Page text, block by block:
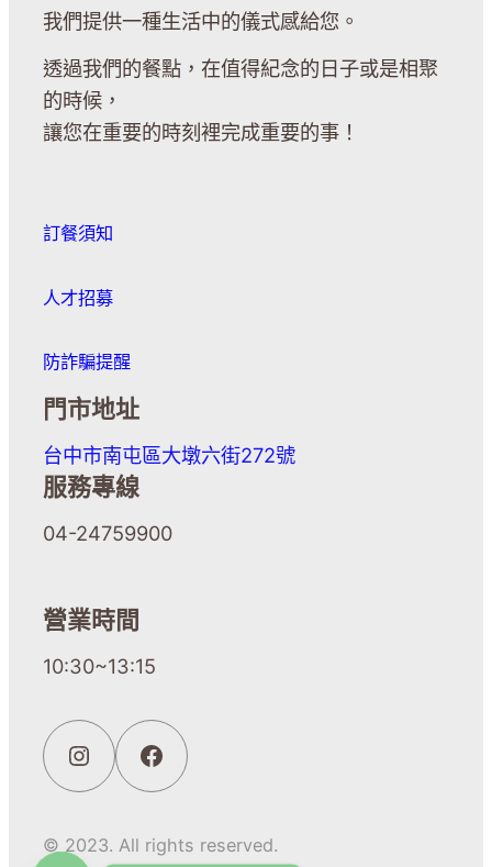
我們提供一種生活中的儀式感給您。
透過我們的餐點，在值得紀念的日子或是相聚
的時候，
讓您在重要的時刻裡完成重要的事！
訂餐須知
人才招募
防詐騙提醒
門市地址
台中市南屯區大墩六街272號
服務專線
04-24759900
營業時間
10:30~13:15
© 2023. All rights reserved.